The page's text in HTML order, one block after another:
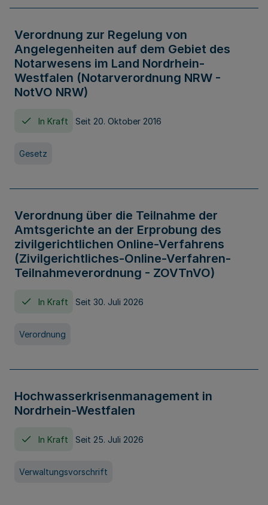
Verordnung zur Regelung von
Angelegenheiten auf dem Gebiet des
Notarwesens im Land Nordrhein-
Westfalen (Notarverordnung NRW -
NotVO NRW)
In Kraft Seit 20. Oktober 2016
Gesetz
Verordnung über die Teilnahme der
Amtsgerichte an der Erprobung des
zivilgerichtlichen Online-Verfahrens
(Zivilgerichtliches-Online-Verfahren-
Teilnahmeverordnung - ZOVTnVO)
In Kraft Seit 30. Juli 2026
Verordnung
Hochwasserkrisenmanagement in
Nordrhein-Westfalen
In Kraft Seit 25. Juli 2026
Verwaltungsvorschrift